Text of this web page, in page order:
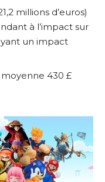
millions d’euros)
à l’impact sur
un impact
430 £